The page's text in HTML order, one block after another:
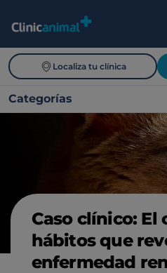
Localiza tu clínica
Categorías
Caso clínico: El
hábitos que
enfermedad